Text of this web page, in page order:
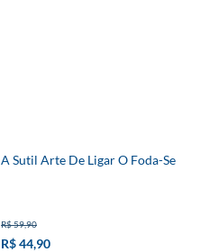
A Sutil Arte De Ligar O Foda-Se
R$ 59,90
R$ 44,90